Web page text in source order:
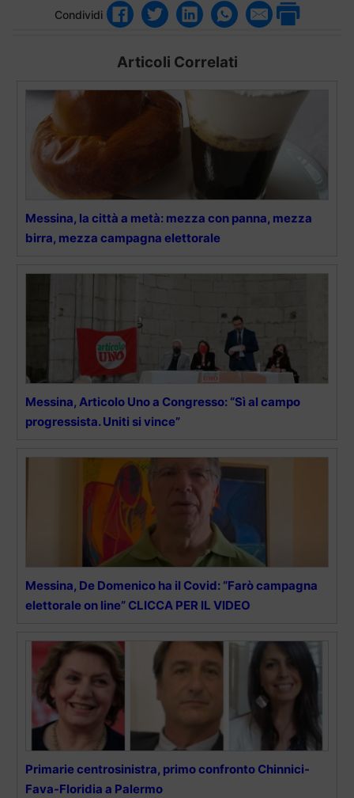
Condividi
Articoli Correlati
Messina, la città a metà: mezza con panna, mezza
birra, mezza campagna elettorale
Messina, Articolo Uno a Congresso: “Sì al campo
progressista. Uniti si vince”
Messina, De Domenico ha il Covid: “Farò campagna
elettorale on line” CLICCA PER IL VIDEO
Primarie centrosinistra, primo confronto Chinnici-
Fava-Floridia a Palermo